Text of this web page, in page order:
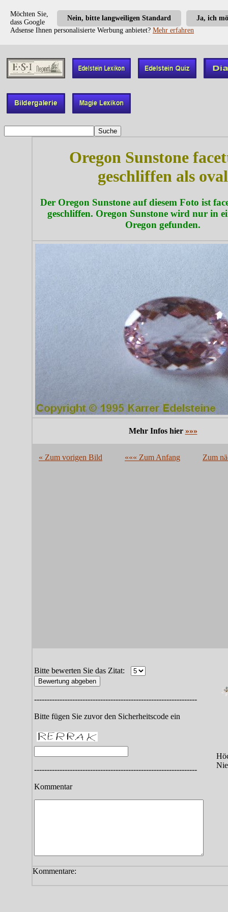
Ja, ich
Nein, bitte langweiligen Standard
Möchten Sie,
dass Google
Adsense Ihnen personalisierte Werbung anbietet? Mehr erfahren
Oregon Sunstone
geschliffen als oval
Der Oregon Sunstone auf diesem Foto ist
geschliffen. Oregon Sunstone wird nur in
Oregon gefunden.
Mehr Infos hier »»»
« Zum vorigen Bild ««« Zum Anfang Zum
Bitte bewerten Sie das Zitat:
----------------------------------------------------------------
Bitte fügen Sie zuvor den Sicherheitscode ein
----------------------------------------------------------------
Kommentar
Kommentare: